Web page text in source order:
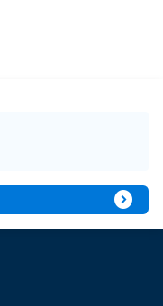
expand_circle_right